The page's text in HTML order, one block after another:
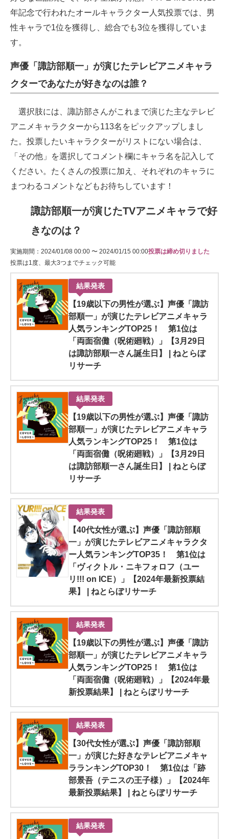
年記念で行われたオールキャラクター人気投票では、男
性キャラで1位を獲得し、総合でも3位を獲得していま
す。
声優「諏訪部順一」が演じたテレビアニメキャラ
クターであなたが好きなのは誰？
選択肢には、諏訪部さんがこれまで演じた主なテレビ
アニメキャラクターから113名をピックアップしまし
た。投票したいキャラクターがリストにない場合は、
「その他」を選択してコメント欄にキャラ名を記入して
ください。たくさんの投票に加え、それぞれのキャラに
まつわるコメントなどもお待ちしています！
諏訪部順一が演じたTVアニメキャラで好
きなのは？
実施期間：2024/01/08 00:00 〜 2024/01/15 00:00
投票は1度、最大3つまでチェック可能
投票は締め切りました
結果発表
【19歳以下の男性が選ぶ】声優「諏訪
部順一」が演じたテレビアニメキャラ
人気ランキングTOP25！ 第1位は
「両面宿儺（呪術廻戦）」【3月29日
は諏訪部順一さん誕生日】 | ねとらぼ
リサーチ
結果発表
【19歳以下の男性が選ぶ】声優「諏訪
部順一」が演じたテレビアニメキャラ
人気ランキングTOP25！ 第1位は
「両面宿儺（呪術廻戦）」【3月29日
は諏訪部順一さん誕生日】 | ねとらぼ
リサーチ
結果発表
【40代女性が選ぶ】声優「諏訪部順
一」が演じたテレビアニメキャラクタ
ー人気ランキングTOP35！ 第1位は
「ヴィクトル・ニキフォロフ（ユー
リ!!! on ICE）」【2024年最新投票結
果】 | ねとらぼリサーチ
結果発表
【19歳以下の男性が選ぶ】声優「諏訪
部順一」が演じたテレビアニメキャラ
人気ランキングTOP25！ 第1位は
「両面宿儺（呪術廻戦）」【2024年最
新投票結果】 | ねとらぼリサーチ
結果発表
【30代女性が選ぶ】声優「諏訪部順
一」が演じた好きなテレビアニメキャ
ラランキングTOP30！ 第1位は「跡
部景吾（テニスの王子様）」【2024年
最新投票結果】 | ねとらぼリサーチ
結果発表